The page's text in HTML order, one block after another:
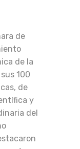
de
de la
100
de
y
del